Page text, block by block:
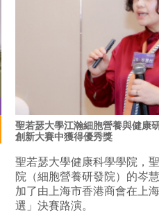
聖若瑟大學江瀚細胞營養與健康
創新大賽中獲得優秀獎
聖若瑟大學健康科學學院，
院（細胞營養研發院）的岑
加了由上海市香港商會在上
選」決賽路演。